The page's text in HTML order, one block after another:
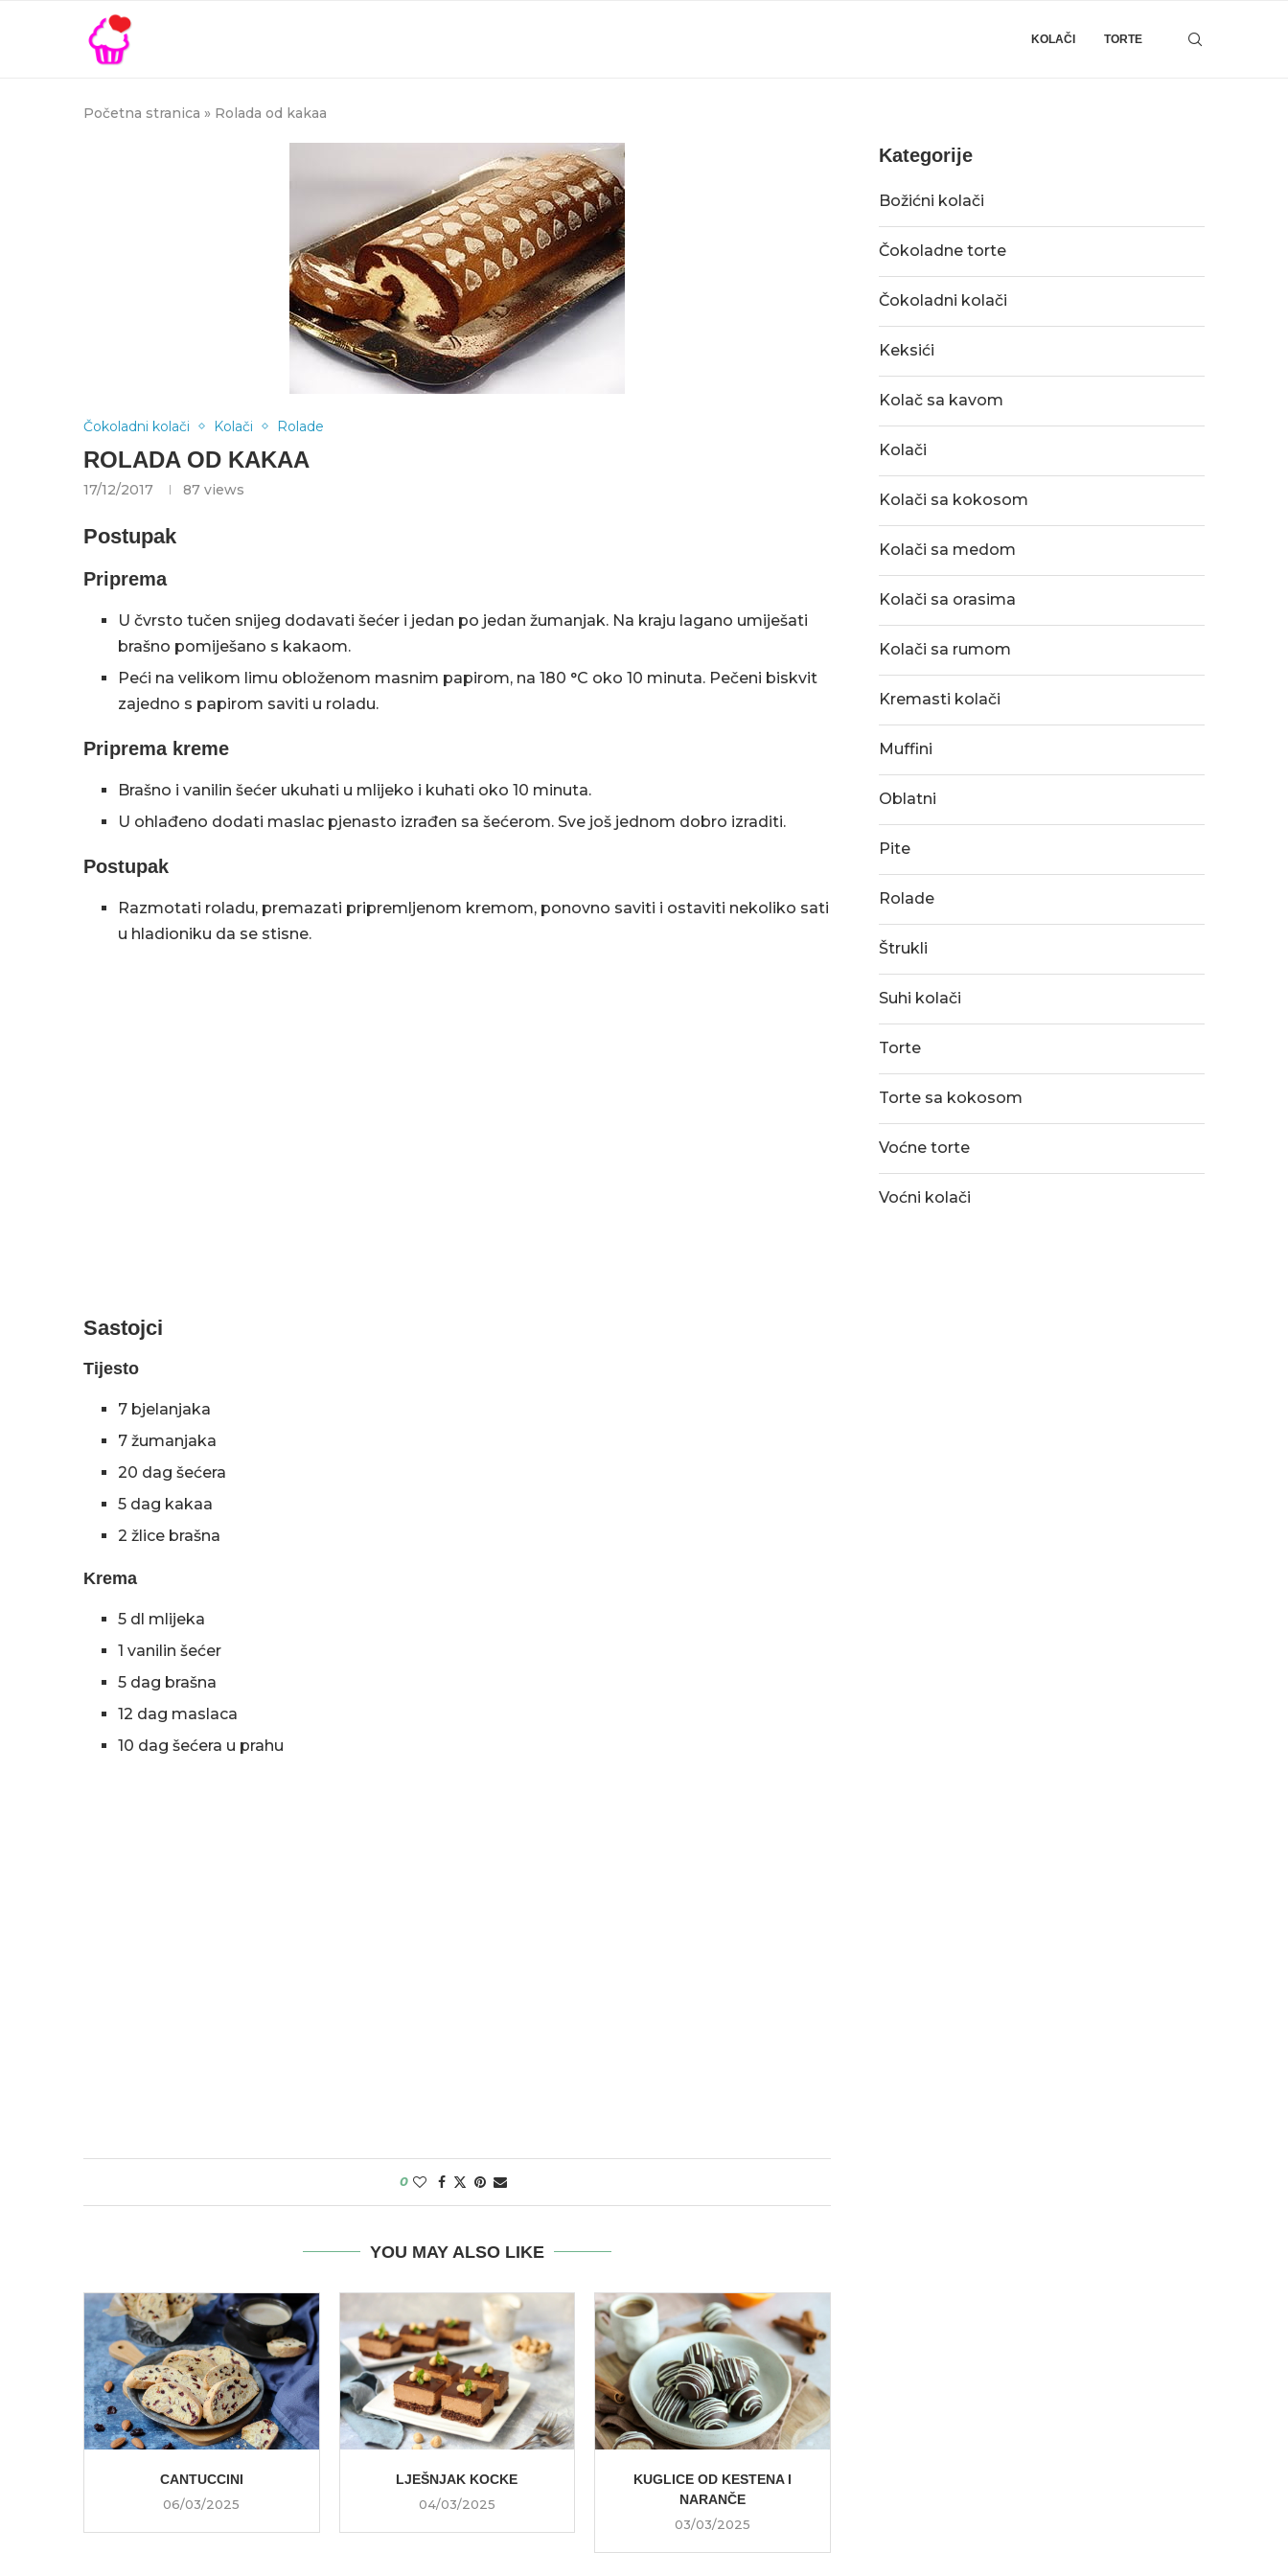
KOLAČI TORTE
Početna stranica » Rolada od kakaa
Čokoladni kolači Kolači Rolade
ROLADA OD KAKAA
17/12/2017 87 views
Postupak
Priprema
U čvrsto tučen snijeg dodavati šećer i jedan po jedan žumanjak. Na kraju lagano umiješati
brašno pomiješano s kakaom.
Peći na velikom limu obloženom masnim papirom, na 180 °C oko 10 minuta. Pečeni biskvit
zajedno s papirom saviti u roladu.
Priprema kreme
Brašno i vanilin šećer ukuhati u mlijeko i kuhati oko 10 minuta.
U ohlađeno dodati maslac pjenasto izrađen sa šećerom. Sve još jednom dobro izraditi.
Postupak
Razmotati roladu, premazati pripremljenom kremom, ponovno saviti i ostaviti nekoliko sati
u hladioniku da se stisne.
Sastojci
Tijesto
7 bjelanjaka
7 žumanjaka
20 dag šećera
5 dag kakaa
2 žlice brašna
Krema
5 dl mlijeka
1 vanilin šećer
5 dag brašna
12 dag maslaca
10 dag šećera u prahu
0
YOU MAY ALSO LIKE
CANTUCCINI
06/03/2025
LJEŠNJAK KOCKE
04/03/2025
KUGLICE OD KESTENA I
NARANČE
03/03/2025
Kategorije
Božićni kolači
Čokoladne torte
Čokoladni kolači
Keksići
Kolač sa kavom
Kolači
Kolači sa kokosom
Kolači sa medom
Kolači sa orasima
Kolači sa rumom
Kremasti kolači
Muffini
Oblatni
Pite
Rolade
Štrukli
Suhi kolači
Torte
Torte sa kokosom
Voćne torte
Voćni kolači